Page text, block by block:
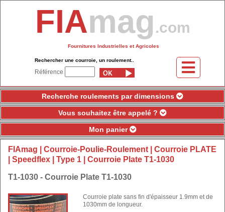
FIAmag .com
Fournitures Industrielles et Agricoles
Rechercher une courroie, un roulement..
Référence
FIAmag Courroie-Poulie-Roulement
Courroie PLATE
Speedflex Type 1 | Courroie Plate T1-1030
T1-1030 - Courroie Plate T1-1030
Courroie plate sans fin d'épaisseur 1.9mm et de
1030mm de longueur.
Recherche roulements par dimensions
Vous souhaitez être appelé ?
Mon panier